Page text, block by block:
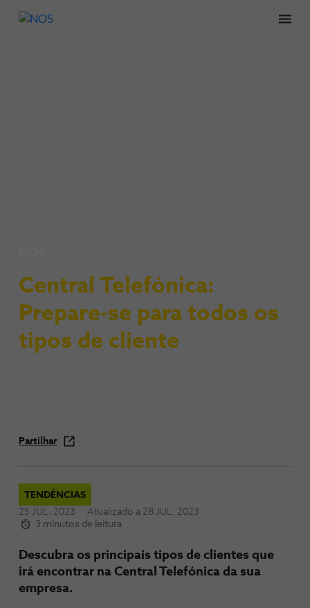
Central Telefónica:
Prepare-se para todos os
tipos de cliente
Partilhar
TENDÊNCIAS
25 JUL. 2023
Atualizado a 28 JUL. 2023
3 minutos de leitura
Descubra os principais tipos de clientes que
irá encontrar na Central Telefónica da sua
empresa.